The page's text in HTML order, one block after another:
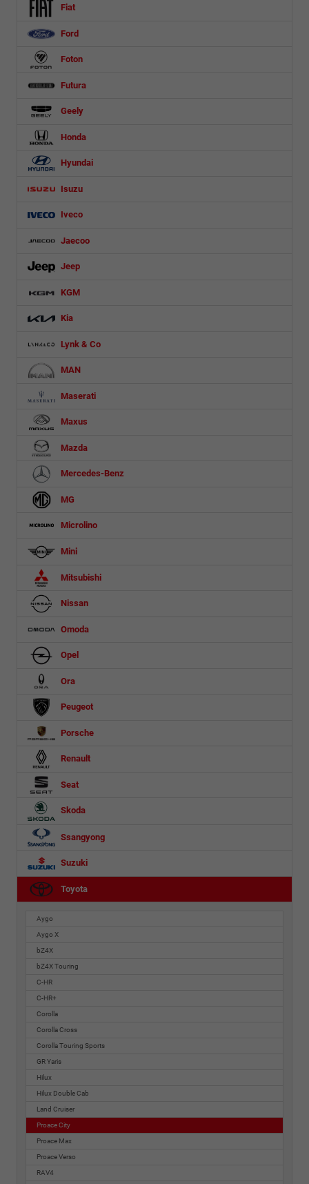
Fiat
Ford
Foton
Futura
Geely
Honda
Hyundai
Isuzu
Iveco
Jaecoo
Jeep
KGM
Kia
Lynk & Co
MAN
Maserati
Maxus
Mazda
Mercedes-Benz
MG
Microlino
Mini
Mitsubishi
Nissan
Omoda
Opel
Ora
Peugeot
Porsche
Renault
Seat
Skoda
Ssangyong
Suzuki
Toyota
Aygo
Aygo X
bZ4X
bZ4X Touring
C-HR
C-HR+
Corolla
Corolla Cross
Corolla Touring Sports
GR Yaris
Hilux
Hilux Double Cab
Land Cruiser
Proace City
Proace Max
Proace Verso
RAV4